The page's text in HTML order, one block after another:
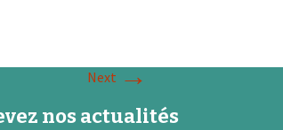
Next →
nos actualités